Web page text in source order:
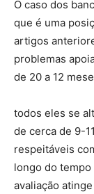
O caso dos
que é uma
artigos
problemas
de 20 a 12
todos eles se
de cerca de 9-
respeitáveis
longo do
avaliação